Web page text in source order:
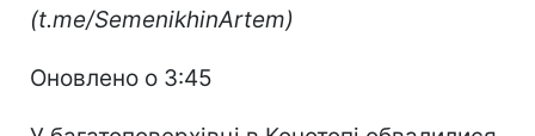
(t.me/SemenikhinArtem)
Оновлено о 3:45